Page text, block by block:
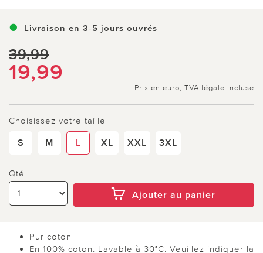
Livraison en 3-5 jours ouvrés
39,99
19,99
Prix en euro, TVA légale incluse
Choisissez votre taille
S M L XL XXL 3XL
Qté
Ajouter au panier
Pur coton
En 100% coton. Lavable à 30°C. Veuillez indiquer la